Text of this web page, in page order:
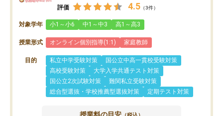
評価 4.5 （3件）
対象学年 小1～小6 中1～中3 高1～高3
授業形式 オンライン個別指導(1:1) 家庭教師
目的 私立中学受験対策
国公立中高一貫校受験対策
高校受験対策
大学入学共通テスト対策
国公立2次試験対策
難関私立受験対策
総合型選抜・学校推薦型選抜対策
定期テスト対策
授業料の目安